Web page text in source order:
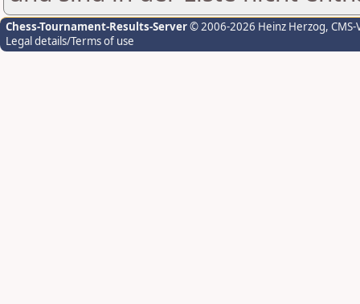
Chess-Tournament-Results-Server© 2006-2026 Heinz Herzog,
Legal details/Terms of use